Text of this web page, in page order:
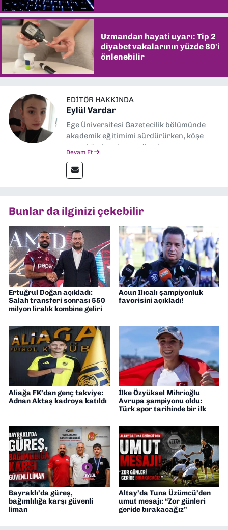
Uzmandan hayati uyarı: Tip 2
diyabet vakalarının yüzde 80'i
önlenebilir
EDITÖR HAKKINDA
Eylül Vardar
Ege Üniversitesi Gazetecilik bölümünde
akademik eğitimimi sürdürürken, köşe
yazarlığıyla adım attığım basın
Devam Et
Bunlar da ilginizi çekebilir
Ertuğrul Doğan açıkladı:
Salah transferi sonrası 550
milyon liralık kombine geliri
Acun Ilıcalı şampiyonluk
favorisini açıkladı!
Aliağa FK’dan genç takviye:
Adnan Aktaş kadroya katıldı
İlke Özyüksel Mihrioğlu
Avrupa şampiyonu oldu:
Türk spor tarihinde bir ilk
Bayraklı’da güreş,
bağımlılığa karşı güvenli
liman
Altay’da Tuna Üzümcü’den
umut mesajı: “Zor günleri
geride bırakacağız”